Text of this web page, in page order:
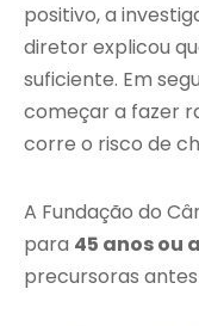
positivo, a
diretor explicou
suficiente. Em
começar a fazer
corre o risco de
A Fundação do
para 45 anos ou
precursoras